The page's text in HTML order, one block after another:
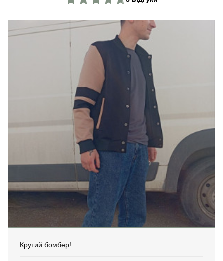
Крутий бомбер!